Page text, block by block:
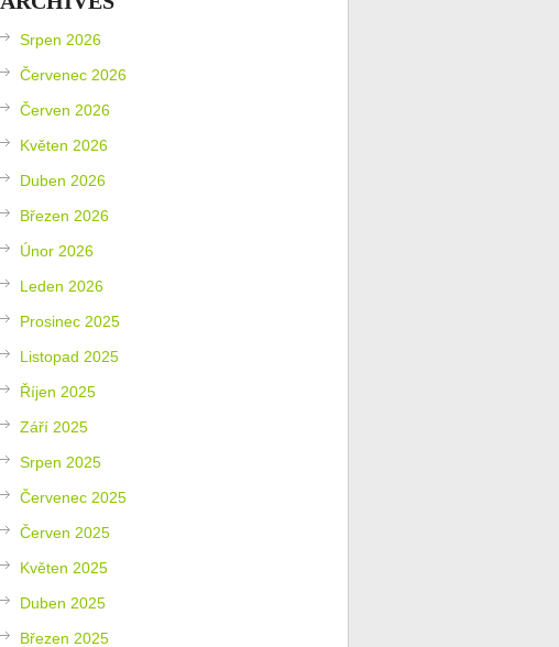
Srpen 2026
Červenec 2026
Červen 2026
Květen 2026
Duben 2026
Březen 2026
Únor 2026
Leden 2026
Prosinec 2025
Listopad 2025
Říjen 2025
Září 2025
Srpen 2025
Červenec 2025
Červen 2025
Květen 2025
Duben 2025
Březen 2025